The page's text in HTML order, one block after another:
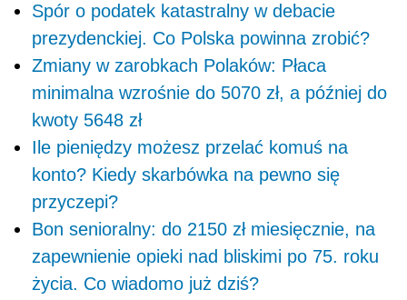
Spór o podatek katastralny w debacie
prezydenckiej. Co Polska powinna zrobić?
Zmiany w zarobkach Polaków: Płaca
minimalna wzrośnie do 5070 zł, a później do
kwoty 5648 zł
Ile pieniędzy możesz przelać komuś na
konto? Kiedy skarbówka na pewno się
przyczepi?
Bon senioralny: do 2150 zł miesięcznie, na
zapewnienie opieki nad bliskimi po 75. roku
życia. Co wiadomo już dziś?